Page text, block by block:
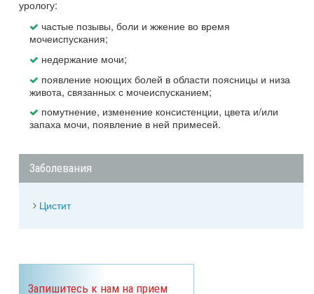
урологу:
частые позывы, боли и жжение во время
мочеиспускания;
недержание мочи;
появление ноющих болей в области поясницы и низа
живота, связанных с мочеиспусканием;
помутнение, изменение консистенции, цвета и/или
запаха мочи, появление в ней примесей.
Заболевания
Цистит
Запишитесь к нам на прием